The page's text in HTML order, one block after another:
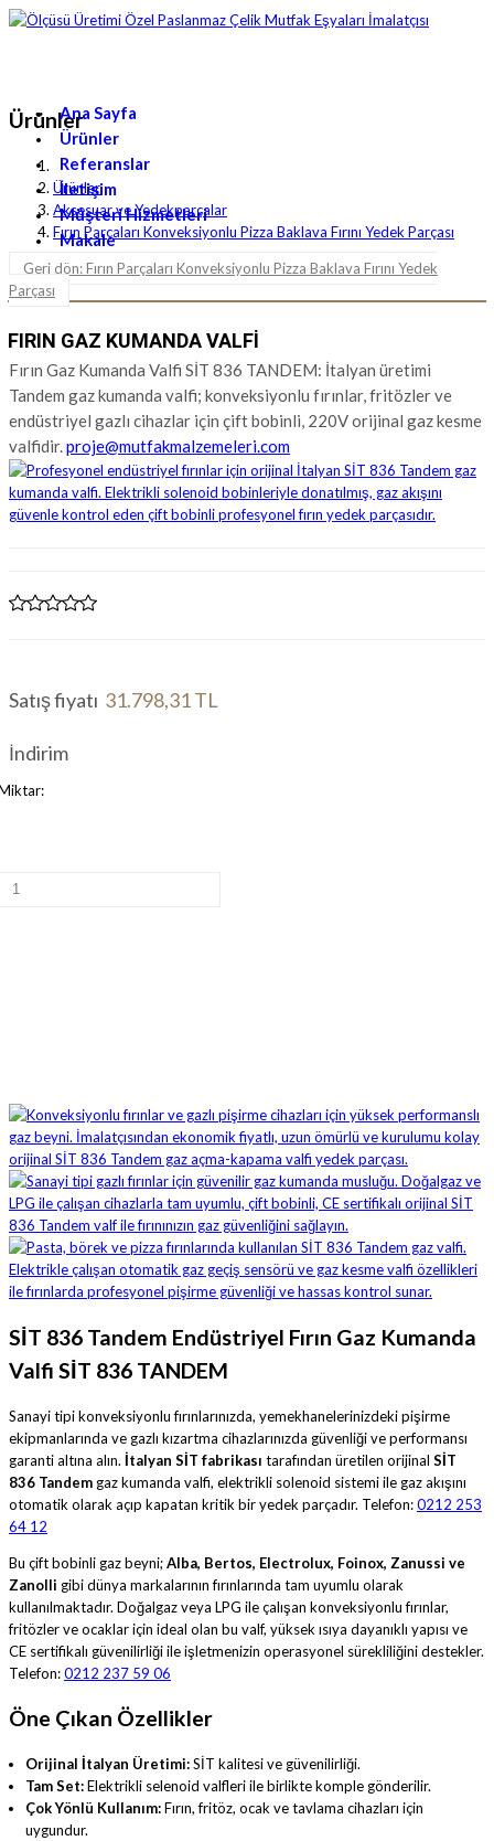
Ana Sayfa
Ürünler
Referanslar
İletişim
Müşteri Hizmetleri
Makale
Ürünler
Ürünler
Aksesuar ve Yedekparçalar
Fırın Parçaları Konveksiyonlu Pizza Baklava Fırını Yedek Parçası
Geri dön: Fırın Parçaları Konveksiyonlu Pizza Baklava Fırını Yedek
Parçası
FIRIN GAZ KUMANDA VALFI
Fırın Gaz Kumanda Valfi SİT 836 TANDEM: İtalyan üretimi
Tandem gaz kumanda valfi; konveksiyonlu fırınlar, fritözler ve
endüstriyel gazlı cihazlar için çift bobinli, 220V orijinal gaz kesme
valfidir.proje@mutfakmalzemeleri.com
Satış fiyatı 31.798,31 TL
İndirim
SİT 836 Tandem Endüstriyel Fırın Gaz Kumanda
Valfi SİT 836 TANDEM
Sanayi tipi konveksiyonlu fırınlarınızda, yemekhanelerinizdeki pişirme
ekipmanlarında ve gazlı kızartma cihazlarınızda güvenliği ve performansı
garanti altına alın. İtalyan SİT fabrikası tarafından üretilen orijinal SİT
836 Tandem gaz kumanda valfi, elektrikli solenoid sistemi ile gaz akışını
otomatik olarak açıp kapatan kritik bir yedek parçadır. Telefon:0212 253
64 12
Bu çift bobinli gaz beyni;Alba, Bertos, Electrolux, Foinox, Zanussi ve
Zanolli gibi dünya markalarının fırınlarında tam uyumlu olarak
kullanılmaktadır. Doğalgaz veya LPG ile çalışan konveksiyonlu fırınlar,
fritözler ve ocaklar için ideal olan bu valf, yüksek ısıya dayanıklı yapısı ve
CE sertifikalı güvenilirliği ile işletmenizin operasyonel sürekliliğini destekler.
Telefon:0212 237 59 06
Öne Çıkan Özellikler
Orijinal İtalyan Üretimi:SİT kalitesi ve güvenilirliği.
Tam Set:Elektrikli selenoid valfleri ile birlikte komple gönderilir.
Çok Yönlü Kullanım:Fırın, fritöz, ocak ve tavlama cihazları için
uygundur.